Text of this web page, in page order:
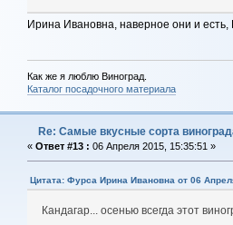
Ирина Ивановна, наверное они и
Как же я люблю Виноград.
Каталог посадочного материала
Re: Самые вкусные сорта
« Ответ #13 : 06 Апреля 2015, 15:35:51 »
Цитата: Фурса Ирина Ивановна от 06
Кандагар... осенью всегда этот